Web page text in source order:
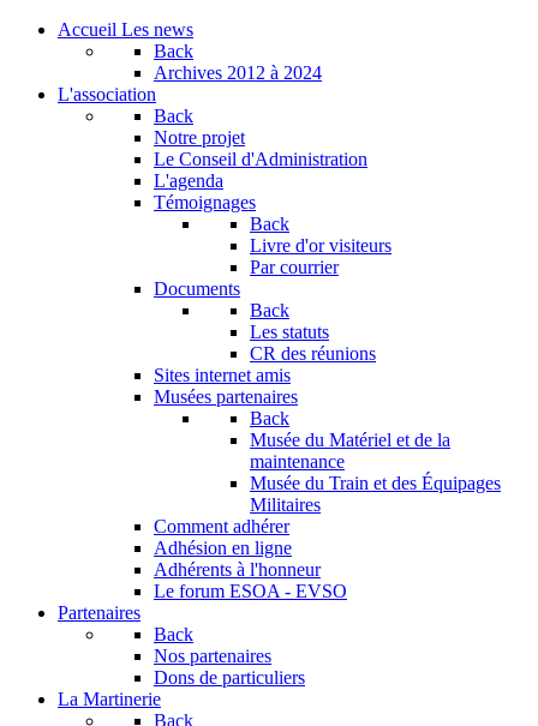
Accueil Les news
Back
Archives 2012 à 2024
L'association
Back
Notre projet
Le Conseil d'Administration
L'agenda
Témoignages
Back
Livre d'or visiteurs
Par courrier
Documents
Back
Les statuts
CR des réunions
Sites internet amis
Musées partenaires
Back
Musée du Matériel et de la
maintenance
Musée du Train et des Équipages
Militaires
Comment adhérer
Adhésion en ligne
Adhérents à l'honneur
Le forum ESOA - EVSO
Partenaires
Back
Nos partenaires
Dons de particuliers
La Martinerie
Back